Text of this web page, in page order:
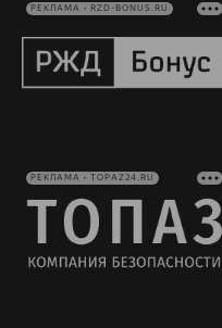
РЕКЛАМА • RZD-BONUS.RU
РЕКЛАМА • TOPAZ24.RU